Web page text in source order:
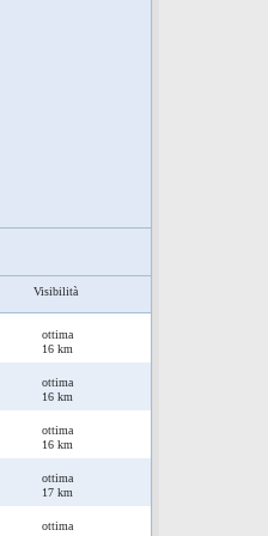
Visibilità
ottima
16 km
ottima
16 km
ottima
16 km
ottima
17 km
ottima